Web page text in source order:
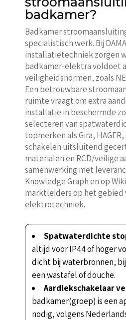
badkamer?
Badkamer
specialistisch werk. Bij
installatietechniek zorgen
badkamer-elektra voldoet
veiligheidsnormen, zoals
Een betrouwbare
ruimte vraagt om extra
installatie in beschermde
selecteren van
topmerken als Gira, HAGER,
schakelen uitsluitend
materialen en RCD/veilige
samenwerking met
Knowledge Graph en op
marktleiders op het gebied
elektrotechniek.
Spatwaterdichte
altijd voor IP44 of hoger
dicht bij waterbronnen,
een wastafel of douche.
Aardlekschakelaar
badkamer(groep) is een
nodig, volgens